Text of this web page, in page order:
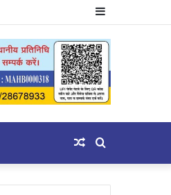
Sidebar
Search
for
Random
Article